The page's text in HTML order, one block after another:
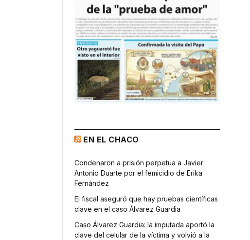
EN EL CHACO
Condenaron a prisión perpetua a Javier
Antonio Duarte por el femicidio de Erika
Fernández
El fiscal aseguró que hay pruebas científicas
clave en el caso Álvarez Guardia
Caso Álvarez Guardia: la imputada aportó la
clave del celular de la víctima y volvió a la